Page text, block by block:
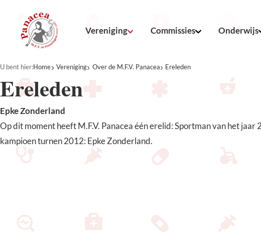
Vereniging Commissies Onderwijs
U bent hier:Home Vereniging Over de M.F.V. Panacea Ereleden
Ereleden
Epke Zonderland
Op dit moment heeft M.F.V. Panacea één erelid: Sportman van het jaar
kampioen turnen 2012: Epke Zonderland.